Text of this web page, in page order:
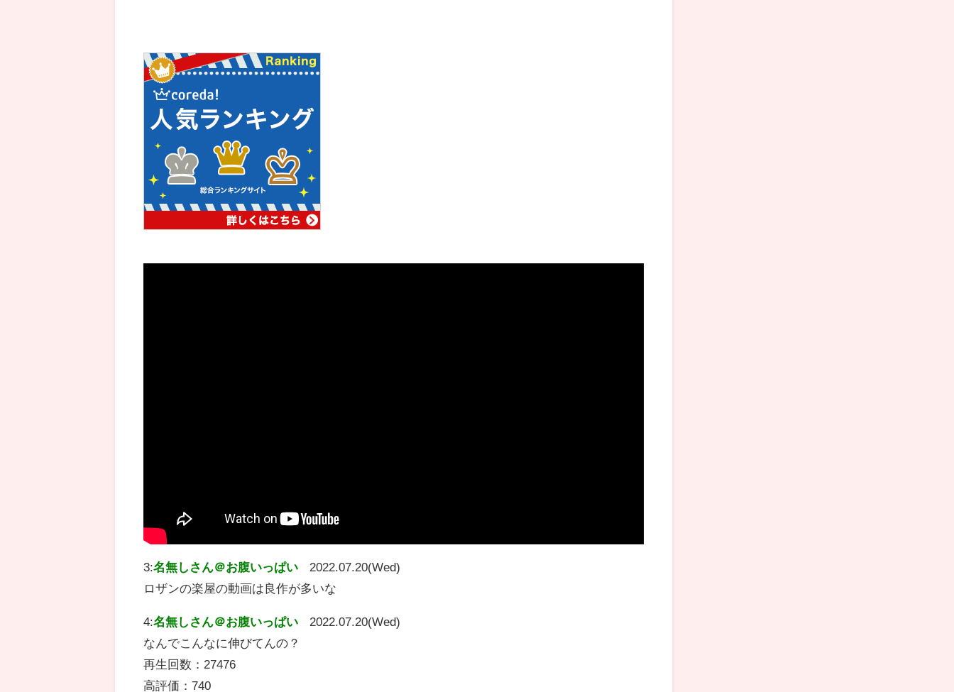
3:名無しさん＠お腹いっぱい
2022.07.20(Wed)
ロザンの楽屋の動画は良作が多いな
4:名無しさん＠お腹いっぱい
2022.07.20(Wed)
なんでこんなに伸びてんの？
再生回数：27476
高評価：740